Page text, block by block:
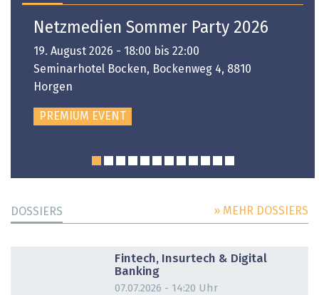
Netzmedien Sommer Party 2026
19. August 2026 - 18:00 bis 22:00
Seminarhotel Bocken, Bockenweg 4, 8810
Horgen
PREMIUM EVENT
DOSSIERS » MEHR DOSSIERS
Fintech, Insurtech & Digital
Banking
07.07.2026 - 14:20 Uhr